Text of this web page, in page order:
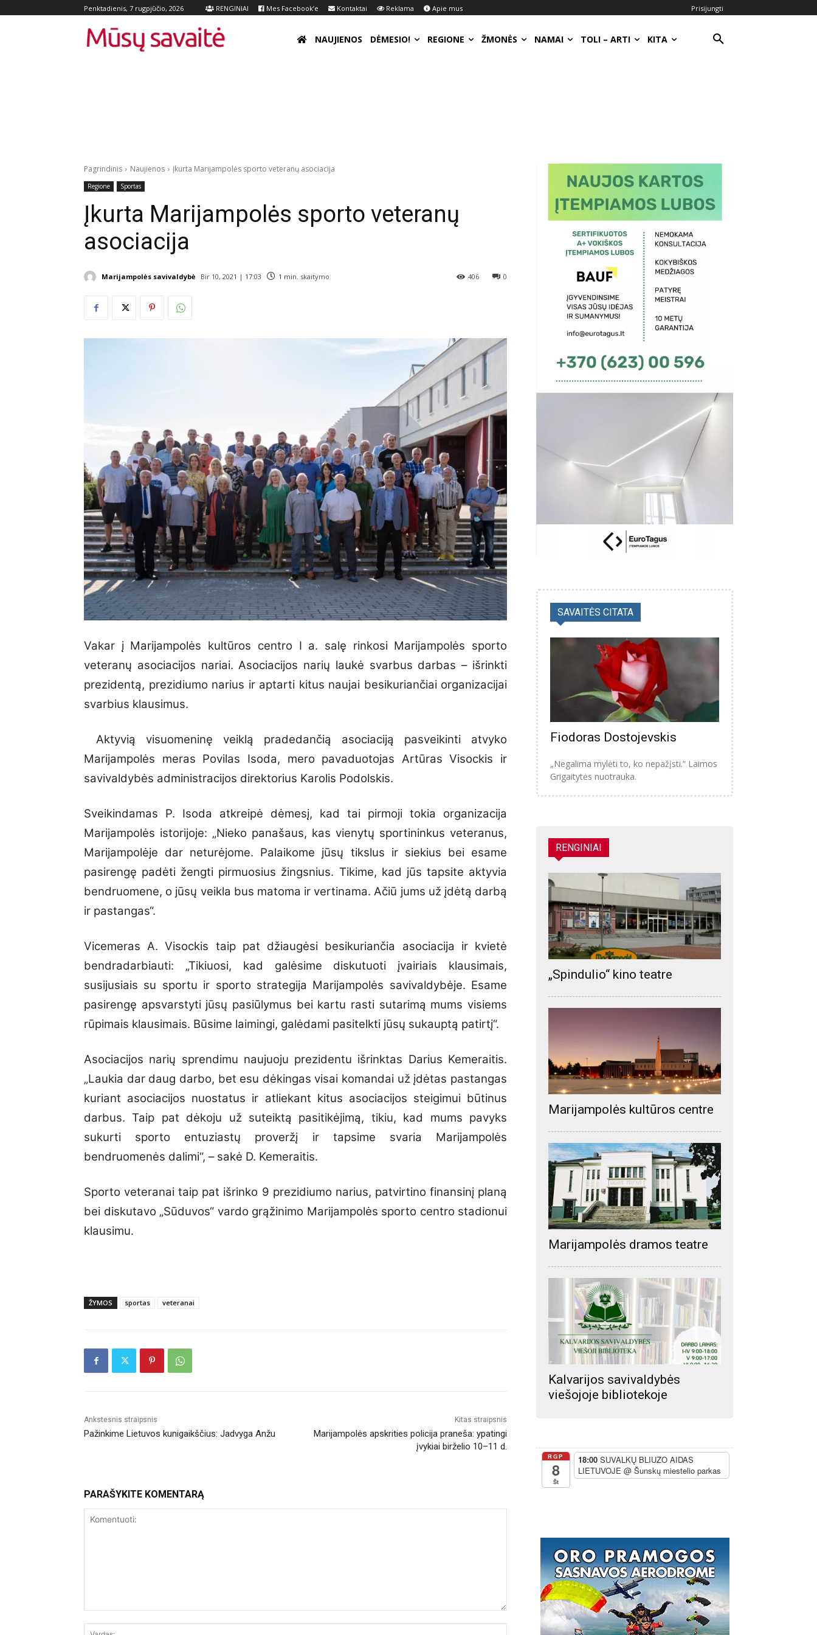
Penktadienis, 7 rugpjūčio, 2026 RENGINIAI Mes Facebook’e Kontaktai Reklama Apie mus Prisijungti
NAUJIENOS DĖMESIO! REGIONE ŽMONĖS NAMAI TOLI – ARTI KITA
Pagrindinis Naujienos Įkurta Marijampolės sporto veteranų asociacija
Regione Sportas
Įkurta Marijampolės sporto veteranų
asociacija
Marijampolės savivaldybė Bir 10, 2021 | 17:03 1 min. skaitymo 0
406
Vakar į Marijampolės kultūros centro I a. salę rinkosi Marijampolės sporto
veteranų asociacijos nariai. Asociacijos narių laukė svarbus darbas – išrinkti
prezidentą, prezidiumo narius ir aptarti kitus naujai besikuriančiai organizacijai
svarbius klausimus.
Aktyvią visuomeninę veiklą pradedančią asociaciją pasveikinti atvyko
Marijampolės meras Povilas Isoda, mero pavaduotojas Artūras Visockis ir
savivaldybės administracijos direktorius Karolis Podolskis.
Sveikindamas P. Isoda atkreipė dėmesį, kad tai pirmoji tokia organizacija
Marijampolės istorijoje: „Nieko panašaus, kas vienytų sportininkus veteranus,
Marijampolėje dar neturėjome. Palaikome jūsų tikslus ir siekius bei esame
pasirengę padėti žengti pirmuosius žingsnius. Tikime, kad jūs tapsite aktyvia
bendruomene, o jūsų veikla bus matoma ir vertinama. Ačiū jums už įdėtą darbą
ir pastangas“.
Vicemeras A. Visockis taip pat džiaugėsi besikuriančia asociacija ir kvietė
bendradarbiauti: „Tikiuosi, kad galėsime diskutuoti įvairiais klausimais,
susijusiais su sportu ir sporto strategija Marijampolės savivaldybėje. Esame
pasirengę apsvarstyti jūsų pasiūlymus bei kartu rasti sutarimą mums visiems
rūpimais klausimais. Būsime laimingi, galėdami pasitelkti jūsų sukauptą patirtį“.
Asociacijos narių sprendimu naujuoju prezidentu išrinktas Darius Kemeraitis.
„Laukia dar daug darbo, bet esu dėkingas visai komandai už įdėtas pastangas
kuriant asociacijos nuostatus ir atliekant kitus asociacijos steigimui būtinus
darbus. Taip pat dėkoju už suteiktą pasitikėjimą, tikiu, kad mums pavyks
sukurti sporto entuziastų proveržį ir tapsime svaria Marijampolės
bendruomenės dalimi“, – sakė D. Kemeraitis.
Sporto veteranai taip pat išrinko 9 prezidiumo narius, patvirtino finansinį planą
bei diskutavo „Sūduvos“ vardo grąžinimo Marijampolės sporto centro stadionui
klausimu.
ŽYMOS sportas veteranai
Ankstesnis straipsnis
Pažinkime Lietuvos kunigaikščius: Jadvyga Anžu
Kitas straipsnis
Marijampolės apskrities policija praneša: ypatingi
įvykiai birželio 10–11 d.
PARAŠYKITE KOMENTARĄ
SAVAITĖS CITATA
Fiodoras Dostojevskis
„Negalima mylėti to, ko nepažįsti.“ Laimos
Grigaitytės nuotrauka.
RENGINIAI
„Spindulio“ kino teatre
Marijampolės kultūros centre
Marijampolės dramos teatre
Kalvarijos savivaldybės
viešojoje bibliotekoje
RGP
8
Št
18:00 SUVALKŲ BLIUZO AIDAS
LIETUVOJE @ Šunskų miestelio parkas